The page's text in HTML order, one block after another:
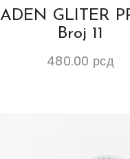
ADEN GLITER
Broj 11
480.00 рсд